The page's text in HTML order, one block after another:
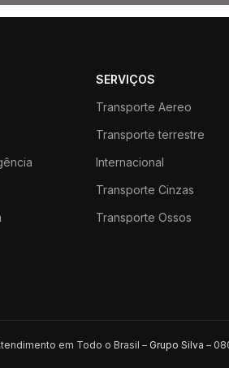
SERVIÇOS
Transporte Aereo
Transporte terrestre
Internacional
Transporte Cinzas
Transporte Ossos
em Todo o Brasil – Grupo Silva –